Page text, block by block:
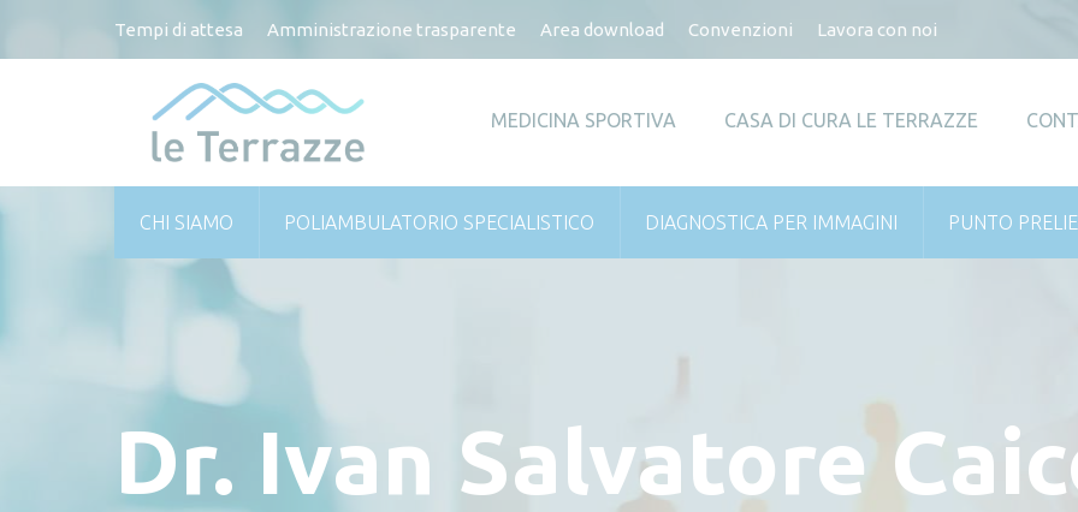
Tempi di attesa Amministrazione trasparente Area download Convenzioni Lavora con noi
MEDICINA SPORTIVA CASA DI CURA LE TERRAZZE
CHI SIAMO POLIAMBULATORIO SPECIALISTICO DIAGNOSTICA PER IMMAGINI PUNTO
Dr. Ivan Salvatore